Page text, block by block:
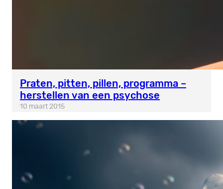
Praten, pitten, pillen, programma –
herstellen van een psychose
10 maart 2015